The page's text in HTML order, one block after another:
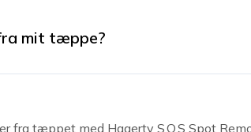
mit tæppe?
fra tæppet med Hagerty S.O.S Spot